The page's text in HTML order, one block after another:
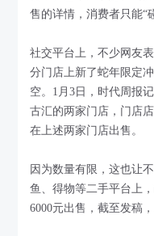
售的详情，消费者只能“
社交平台上，不少网友
分门店上新了蛇年限定
空。1月3日，时代周报
古汇的两家门店，门店
在上述两家门店出售。
因为数量有限，这也让
鱼、得物等二手平台上
6000元出售，截至发稿